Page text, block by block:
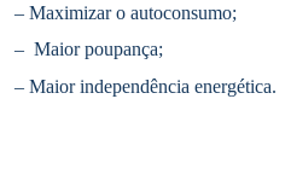
– Maximizar o autoconsumo;
– Maior poupança;
– Maior independência energética.